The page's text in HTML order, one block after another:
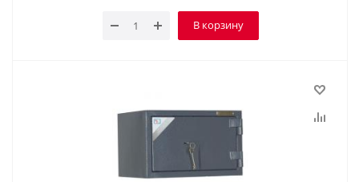
В корзину